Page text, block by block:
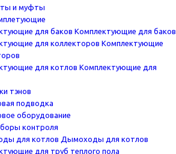
и муфты
Комплектующие для баков
Комплектующие
Комплектующие для
тэнов
подводка
оборудование
контроля
Дымоходы для котлов